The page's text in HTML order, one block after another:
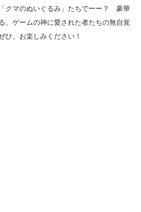
クマのぬいぐるみ」たちでーー？ 豪華
、ゲームの神に愛された者たちの無自覚
、お楽しみください！